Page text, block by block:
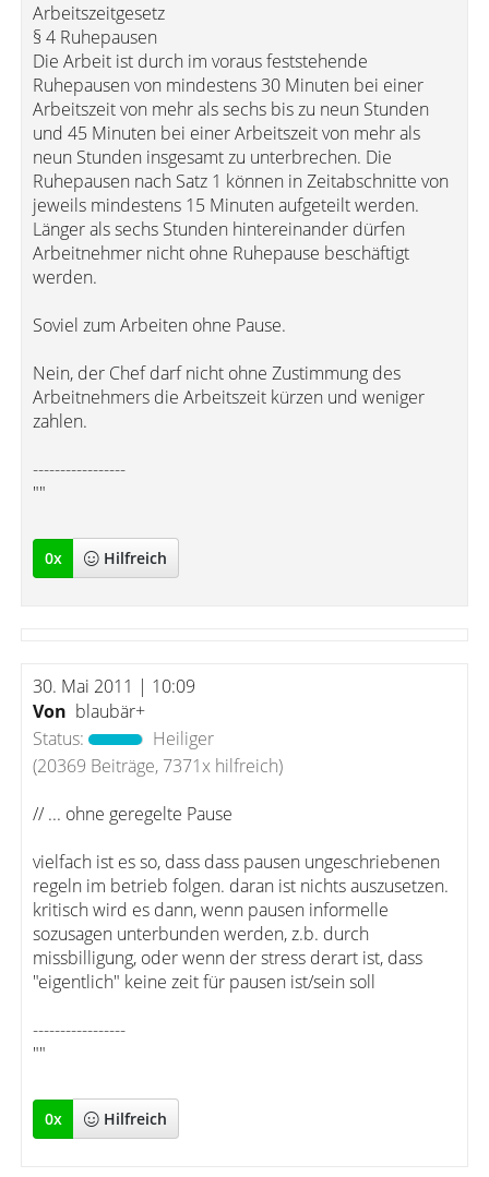
Arbeitszeitgesetz
§ 4 Ruhepausen
Die Arbeit ist durch im voraus feststehende
Ruhepausen von mindestens 30 Minuten bei einer
Arbeitszeit von mehr als sechs bis zu neun Stunden
und 45 Minuten bei einer Arbeitszeit von mehr als
neun Stunden insgesamt zu unterbrechen. Die
Ruhepausen nach Satz 1 können in Zeitabschnitte von
jeweils mindestens 15 Minuten aufgeteilt werden.
Länger als sechs Stunden hintereinander dürfen
Arbeitnehmer nicht ohne Ruhepause beschäftigt
werden.
Soviel zum Arbeiten ohne Pause.
Nein, der Chef darf nicht ohne Zustimmung des
Arbeitnehmers die Arbeitszeit kürzen und weniger
zahlen.
-----------------
""
0x Hilfreich
30. Mai 2011 | 10:09
Von blaubär+
Status:
Heiliger
(20369 Beiträge, 7371x hilfreich)
// ... ohne geregelte Pause
vielfach ist es so, dass dass pausen ungeschriebenen
regeln im betrieb folgen. daran ist nichts auszusetzen.
kritisch wird es dann, wenn pausen informelle
sozusagen unterbunden werden, z.b. durch
missbilligung, oder wenn der stress derart ist, dass
"eigentlich" keine zeit für pausen ist/sein soll
-----------------
""
0x Hilfreich